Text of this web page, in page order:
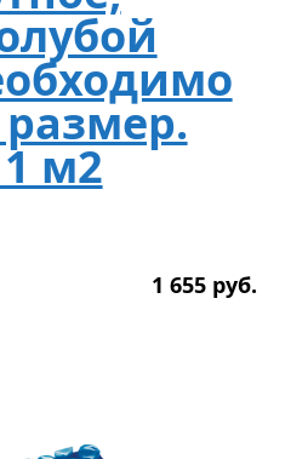
размер.
м2
1 655 руб.